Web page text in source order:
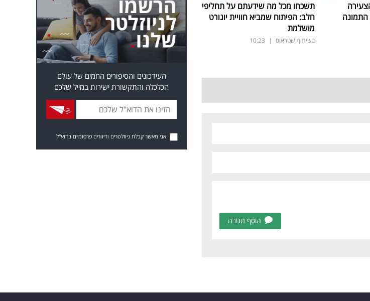
תשכחו מכל מה שידעתם על תחליפי
חלב: הפיתוח שמביא חוויית יוגורט
מושלמת
בשיתוף שטראוס |
10:23
הוסף תגובה
העידכונים והסיפורים החמים של עולם
הכלכלה והתקשורת ישירות במייל שלכם
אני מאשר קבלת ניוזלטרים ודיוורים פרסומיים בדוא"ל